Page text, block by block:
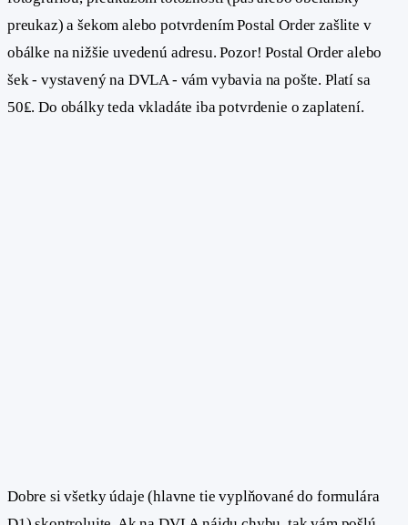
preukaz) a šekom alebo potvrdením Postal Order zašlite v
obálke na nižšie uvedenú adresu. Pozor! Postal Order alebo
šek - vystavený na DVLA - vám vybavia na pošte. Platí sa
50₤. Do obálky teda vkladáte iba potvrdenie o zaplatení.
Dobre si všetky údaje (hlavne tie vyplňované do formulára